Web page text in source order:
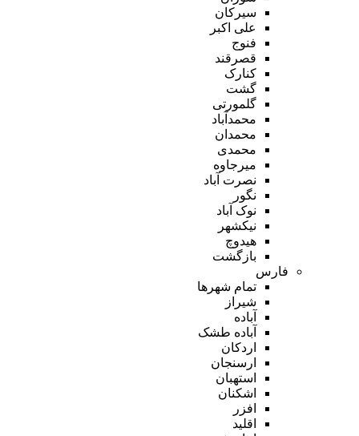
سیرکان
علی اکبر
فنوج
قصرقند
کنارک
گشت
گلمورتی
محمدآباد
محمدان
محمدی
میرجاوه
نصرت آباد
نگور
نوک آباد
نیکشهر
هیدوچ
بازگشت
فارس
تمام شهر‌ها
شیراز
آباده
آباده طشک
اردکان
ارسنجان
استهبان
اشکنان
افزر
اقلید